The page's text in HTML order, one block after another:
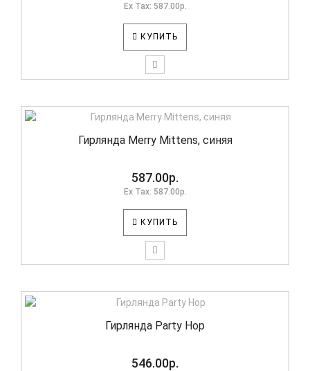
Ex Tax: 587.00р.
КУПИТЬ
Гирлянда Merry Mittens, синяя
587.00р.
Ex Tax: 587.00р.
КУПИТЬ
Гирлянда Party Hop
546.00р.